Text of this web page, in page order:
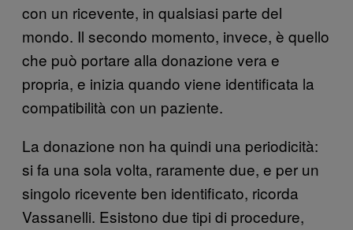
con un ricevente, in qualsiasi parte del
mondo. Il secondo momento, invece, è quello
che può portare alla donazione vera e
propria, e inizia quando viene identificata la
compatibilità con un paziente.
La donazione non ha quindi una periodicità:
si fa una sola volta, raramente due, e per un
singolo ricevente ben identificato, ricorda
Vassanelli. Esistono due tipi di procedure,